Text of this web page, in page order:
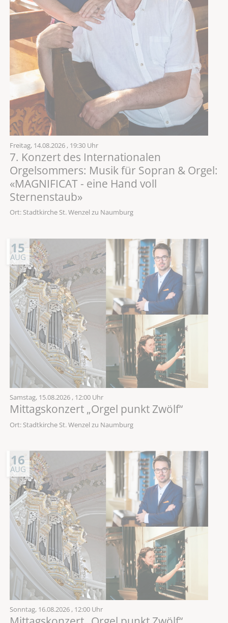
Freitag, 14.08.2026 , 19:30 Uhr
7. Konzert des Internationalen
Orgelsommers: Musik für Sopran & Orgel:
«MAGNIFICAT - eine Hand voll
Sternenstaub»
Ort: Stadtkirche St. Wenzel zu Naumburg
15
AUG
Samstag, 15.08.2026 , 12:00 Uhr
Mittagskonzert „Orgel punkt Zwölf“
Ort: Stadtkirche St. Wenzel zu Naumburg
16
AUG
Sonntag, 16.08.2026 , 12:00 Uhr